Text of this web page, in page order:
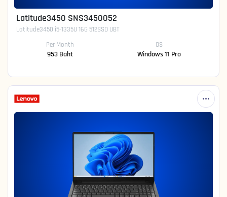
Latitude3450 SNS3450052
Latitude3450 i5-1335U 16G 512SSD UBT
Per Month
953 Baht
OS
Windows 11 Pro